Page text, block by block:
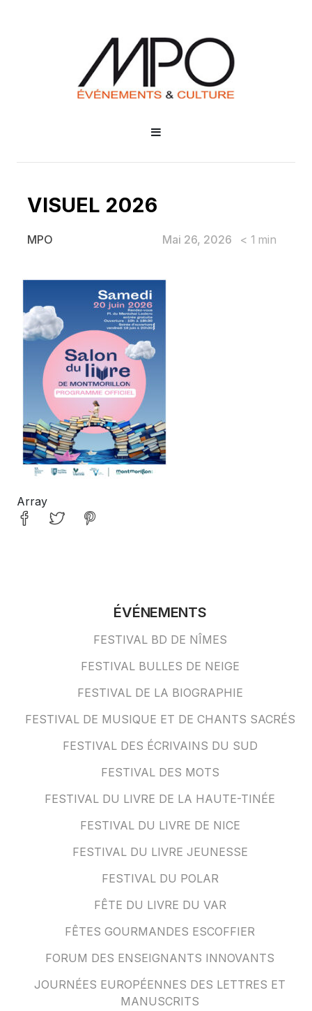
VISUEL 2026
MPO Mai 26, 2026 < 1 min
VISUEL 2026
Array
ÉVÉNEMENTS
FESTIVAL BD DE NÎMES
FESTIVAL BULLES DE NEIGE
FESTIVAL DE LA BIOGRAPHIE
FESTIVAL DE MUSIQUE ET DE CHANTS SACRÉS
FESTIVAL DES ÉCRIVAINS DU SUD
FESTIVAL DES MOTS
FESTIVAL DU LIVRE DE LA HAUTE-TINÉE
FESTIVAL DU LIVRE DE NICE
FESTIVAL DU LIVRE JEUNESSE
FESTIVAL DU POLAR
FÊTE DU LIVRE DU VAR
FÊTES GOURMANDES ESCOFFIER
FORUM DES ENSEIGNANTS INNOVANTS
JOURNÉES EUROPÉENNES DES LETTRES ET
MANUSCRITS